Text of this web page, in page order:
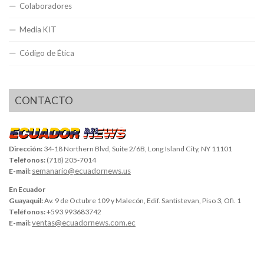
Colaboradores
Media KIT
Código de Ética
CONTACTO
Dirección: 34-18 Northern Blvd, Suite 2/6B, Long Island City, NY 11101
Teléfonos: (718) 205-7014
E-mail: semanario@ecuadornews.us
En Ecuador
Guayaquil:Av. 9 de Octubre 109 y Malecón, Edif. Santistevan, Piso 3, Ofi. 1
Teléfonos:+593 993683742
E-mail:ventas@ecuadornews.com.ec